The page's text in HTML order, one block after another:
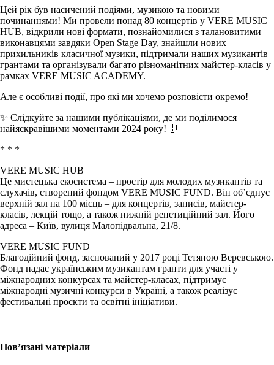
Цей рік був насичений подіями, музикою та новими
починаннями! Ми провели понад 80 концертів у VERE MUSIC
HUB, відкрили нові формати, познайомилися з талановитими
виконавцями завдяки Open Stage Day, знайшли нових
прихильників класичної музики, підтримали наших музикантів
грантами та організували багато різноманітних майстер-класів у
рамках VERE MUSIC ACADEMY.
Але є особливі події, про які ми хочемо розповісти окремо!
✨ Слідкуйте за нашими публікаціями, де ми поділимося
найяскравішими моментами 2024 року! 🎻
* * *
VERE MUSIC HUB
Це мистецька екосистема – простір для молодих музикантів та
слухачів, створений фондом VERE MUSIC FUND. Він об’єднує
верхній зал на 100 місць – для концертів, записів, майстер-
класів, лекцій тощо, а також нижній репетиційний зал. Його
адреса – Київ, вулиця Малопідвальна, 21/8.
VERE MUSIC FUND
Благодійний фонд, заснований у 2017 році Тетяною Веревською.
Фонд надає українським музикантам гранти для участі у
міжнародних конкурсах та майстер-класах, підтримує
міжнародні музичні конкурси в Україні, а також реалізує
фестивальні проєкти та освітні ініціативи.
Пов’язані матеріали